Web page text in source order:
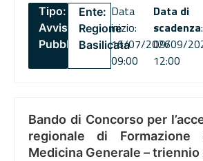
Tipo:
Avviso
Pubblico
Ente:
Regione
Basilicata
Data
inizio:
16/07/2026
09:00
Data di
scadenza:
09/09/
12:00
Bando di Concorso per
regionale di Formazione
Medicina Generale –